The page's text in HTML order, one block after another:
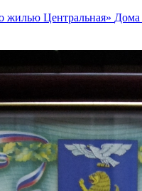
Центральная» Дома